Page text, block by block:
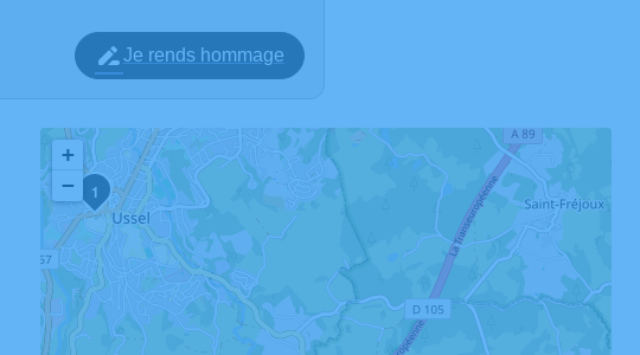
Je rends hommage
1
+
−